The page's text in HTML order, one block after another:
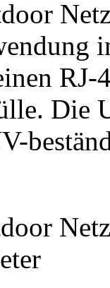
RJ-
Die